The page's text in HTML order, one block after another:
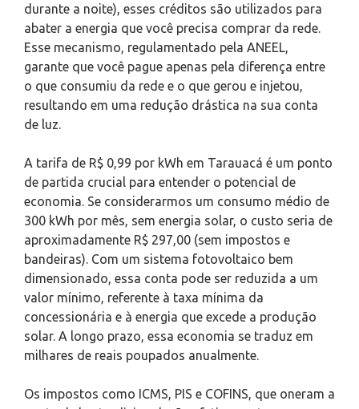
durante a noite), esses créditos são utilizados para
abater a energia que você precisa comprar da rede.
Esse mecanismo, regulamentado pela ANEEL,
garante que você pague apenas pela diferença entre
o que consumiu da rede e o que gerou e injetou,
resultando em uma redução drástica na sua conta
de luz.
A tarifa de R$ 0,99 por kWh em Tarauacá é um ponto
de partida crucial para entender o potencial de
economia. Se considerarmos um consumo médio de
300 kWh por mês, sem energia solar, o custo seria de
aproximadamente R$ 297,00 (sem impostos e
bandeiras). Com um sistema fotovoltaico bem
dimensionado, essa conta pode ser reduzida a um
valor mínimo, referente à taxa mínima da
concessionária e à energia que excede a produção
solar. A longo prazo, essa economia se traduz em
milhares de reais poupados anualmente.
Os impostos como ICMS, PIS e COFINS, que oneram a